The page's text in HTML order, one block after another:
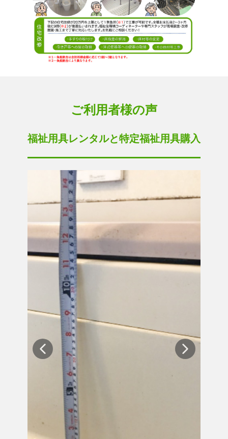
ご利用者様の声
福祉用具レンタルと特定福祉用具購入